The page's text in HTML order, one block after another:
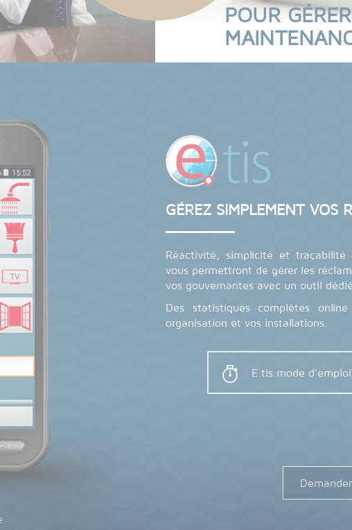
POUR
GÉREZ SIMPLEMENT VOS
Réactivité, simplicité et traçabilité
vous permettront de gérer les
vos gouvernantes avec un outil
Des statistiques complètes
organisation et vos installations.
E.tis mode d'emploi